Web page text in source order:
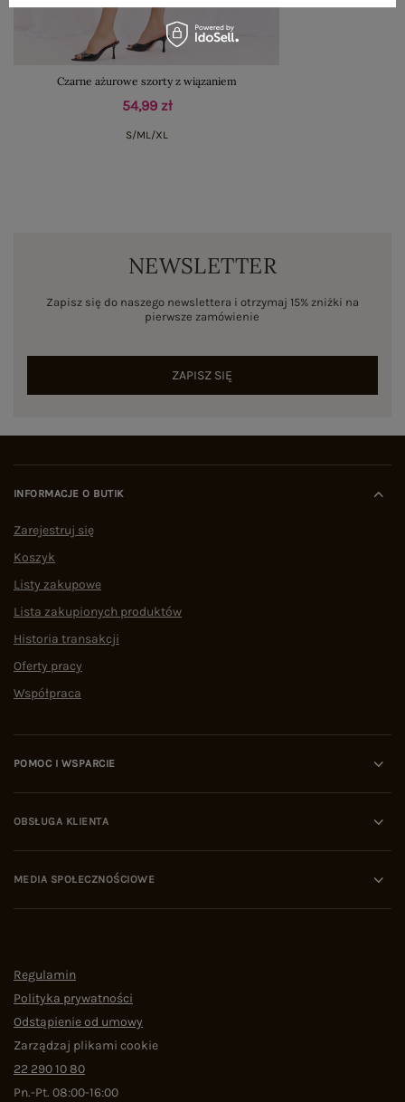
Czarne ażurowe szorty z wiązaniem
54,99 zł
S/ML/XL
NEWSLETTER
Zapisz się do naszego newslettera i otrzymaj 15% zniżki na
pierwsze zamówienie
ZAPISZ SIĘ
INFORMACJE O BUTIK
Zarejestruj się
Koszyk
Listy zakupowe
Lista zakupionych produktów
Historia transakcji
Oferty pracy
Współpraca
POMOC I WSPARCIE
OBSŁUGA KLIENTA
MEDIA SPOŁECZNOŚCIOWE
Regulamin
Polityka prywatności
Odstąpienie od umowy
Zarządzaj plikami cookie
22 290 10 80
Pn.-Pt. 08:00-16:00